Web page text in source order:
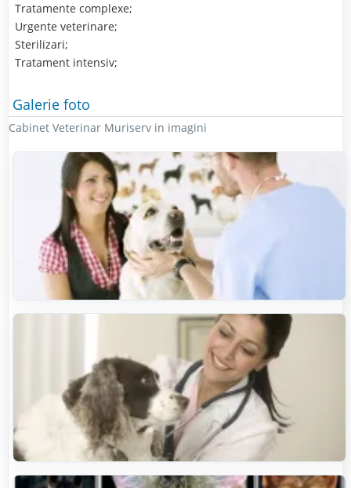
Tratamente complexe;
Urgente veterinare;
Sterilizari;
Tratament intensiv;
Galerie foto
Cabinet Veterinar Muriserv in imagini